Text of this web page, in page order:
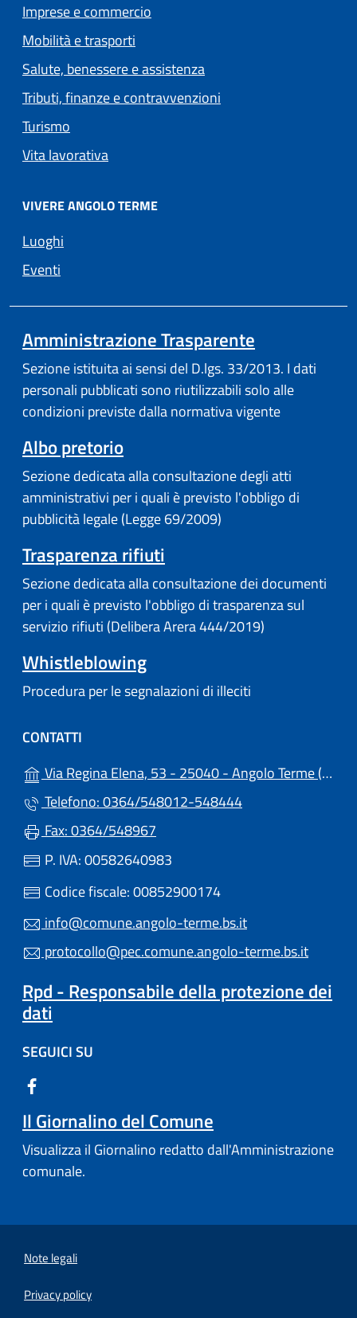
Imprese e commercio
Mobilità e trasporti
Salute, benessere e assistenza
Tributi, finanze e contravvenzioni
Turismo
Vita lavorativa
VIVERE ANGOLO TERME
Luoghi
Eventi
Amministrazione Trasparente
Sezione istituita ai sensi del D.lgs. 33/2013. I dati
personali pubblicati sono riutilizzabili solo alle
condizioni previste dalla normativa vigente
Albo pretorio
Sezione dedicata alla consultazione degli atti
amministrativi per i quali è previsto l'obbligo di
pubblicità legale (Legge 69/2009)
Trasparenza rifiuti
Sezione dedicata alla consultazione dei documenti
per i quali è previsto l'obbligo di trasparenza sul
servizio rifiuti (Delibera Arera 444/2019)
Whistleblowing
Procedura per le segnalazioni di illeciti
CONTATTI
Via Regina Elena, 53 - 25040 - Angolo Terme (BS)
Telefono: 0364/548012-548444
Fax: 0364/548967
P. IVA: 00582640983
Codice fiscale: 00852900174
info@comune.angolo-terme.bs.it
protocollo@pec.comune.angolo-terme.bs.it
Rpd - Responsabile della protezione dei
dati
SEGUICI SU
Il Giornalino del Comune
Visualizza il Giornalino redatto dall'Amministrazione
comunale.
Note legali
Privacy policy